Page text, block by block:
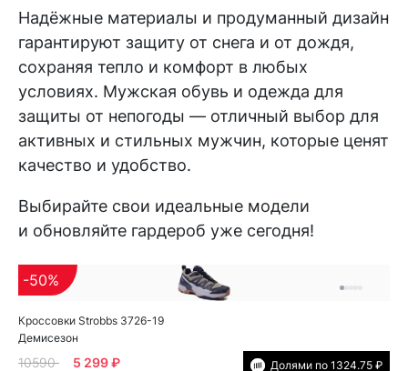
Надёжные материалы и продуманный дизайн
гарантируют защиту от снега и от дождя,
сохраняя тепло и комфорт в любых
условиях. Мужская обувь и одежда для
защиты от непогоды — отличный выбор для
активных и стильных мужчин, которые ценят
качество и удобство.
Выбирайте свои идеальные модели
и обновляйте гардероб уже сегодня!
Кроссовки Strobbs 3726-19
Демисезон
-50%
10590 5 299 ₽ Долями по 1324.75 ₽